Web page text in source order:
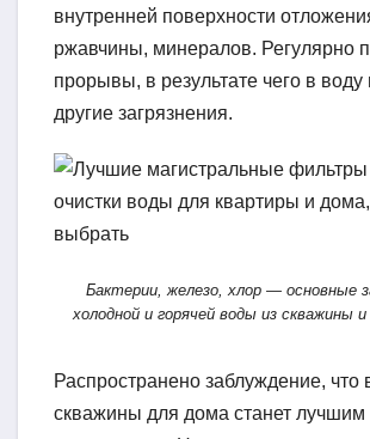
внутренней поверхности
ржавчины, минералов. Регулярно
прорывы, в результате чего в
другие загрязнения.
Бактерии, железо, хлор — основные
холодной и горячей воды из скважины и
Распространено заблуждение, что
скважины для дома станет